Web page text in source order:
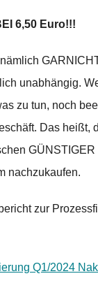
6,50 Euro!!!
unabhängig.
zu tun, noch
Das heißt,
nachzukaufen.
zur
Q1/2024